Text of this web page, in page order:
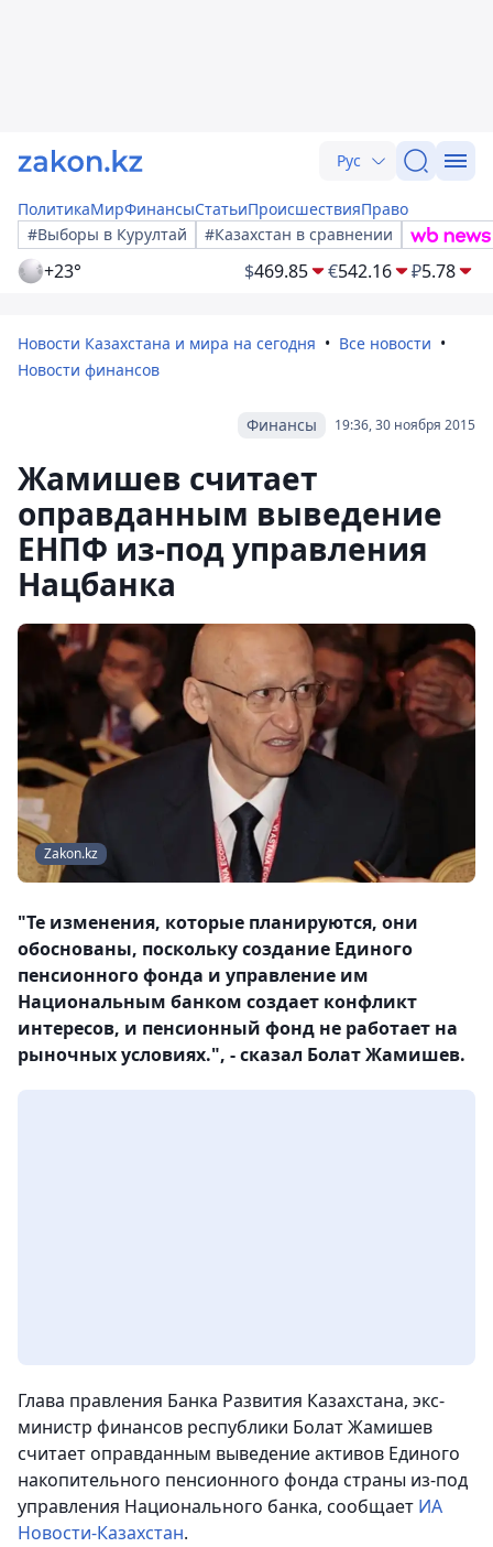
Рус
ПолитикаМирФинансыСтатьиПроисшествияПраво
#Выборы в Курултай
#Казахстан в сравнении
+23° $469.85 €542.16 ₽5.78
Новости Казахстана и мира на сегодня
Все новости
Новости финансов
19:36, 30 ноября 2015
Финансы
Жамишев считает
оправданным выведение
ЕНПФ из-под управления
Нацбанка
Zakon.kz
"Те изменения, которые планируются, они
обоснованы, поскольку создание Единого
пенсионного фонда и управление им
Национальным банком создает конфликт
интересов, и пенсионный фонд не работает на
рыночных условиях.", - сказал Болат Жамишев.
Глава правления Банка Развития Казахстана, экс-
министр финансов республики Болат Жамишев
считает оправданным выведение активов Единого
накопительного пенсионного фонда страны из-под
управления Национального банка, сообщает ИА
Новости-Казахстан.